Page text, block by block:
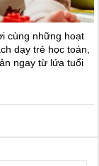
cùng những hoạt
dạy trẻ học toán,
ngay từ lứa tuổi